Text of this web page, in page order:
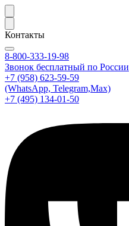
Контакты
8-800-333-19-98
Звонок бесплатный по России
+7 (958) 623-59-59
(WhatsApp, Telegram,Max)
+7 (495) 134-01-50